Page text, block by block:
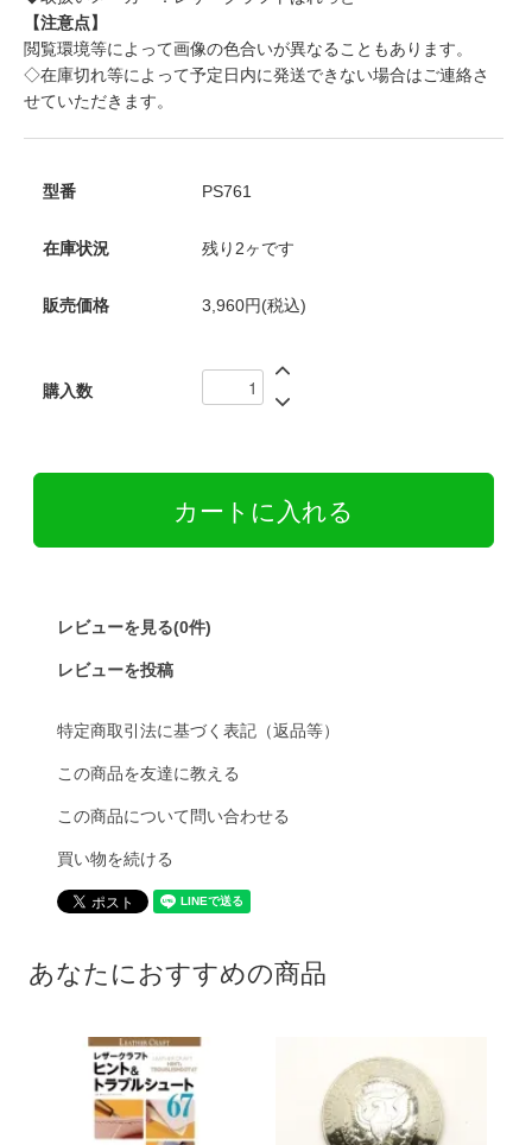
【注意点】
閲覧環境等によって画像の色合いが異なることもあります。
◇在庫切れ等によって予定日内に発送できない場合はご連絡さ
せていただきます。
型番 PS761
在庫状況 残り2ヶです
販売価格 3,960円(税込)
購入数
レビューを見る(0件)
レビューを投稿
特定商取引法に基づく表記（返品等）
この商品を友達に教える
この商品について問い合わせる
買い物を続ける
あなたにおすすめの商品